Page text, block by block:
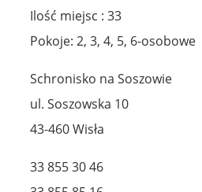
Ilość miejsc : 33
Pokoje: 2, 3, 4, 5, 6-osobowe
Schronisko na Soszowie
ul. Soszowska 10
43-460 Wisła
33 855 30 46